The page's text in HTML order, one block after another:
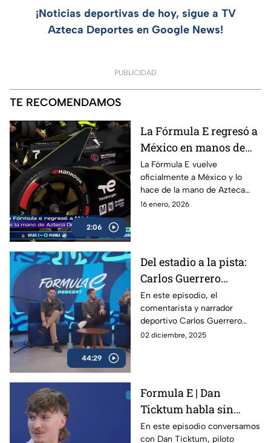
¡Noticias deportivas de hoy, sigue a TV
Azteca Deportes en Google News!
PUBLICIDAD
TE RECOMENDAMOS
2:06
La Fórmula E regresó a
México en manos de
Azteca Deportes |
Fórmula E
La Fórmula E vuelve
oficialmente a México y lo
hace de la mano de Azteca
Deportes, devolviendo al país
16 enero, 2026
44:29
Del estadio a la pista:
Carlos Guerrero
'Warrior' y la nueva era
de Fórmula E | Podcast
de Fórmula E
En este episodio, el
comentarista y narrador
deportivo Carlos Guerrero
‘Warrior’ cambia el estadio por
02 diciembre, 2025
Formula E | Dan
Ticktum habla sin
filtros sobre la Formula
En este episodio conversamos
con Dan Ticktum, piloto